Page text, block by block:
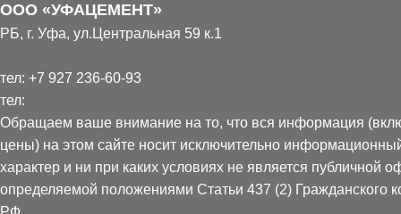
Схема работы с клиентами:
Вы оставляете
ООО «УФАЦЕМЕНТ»
РБ, г. Уфа, ул.Центральная 59 к.1
тел: +7 927 236-60-93
тел:
Обращаем ваше внимание на то, что вся информация
цены) на этом сайте носит исключительно
характер и ни при каких условиях не является публичной
определяемой положениями Статьи 437 (2) Гражданского